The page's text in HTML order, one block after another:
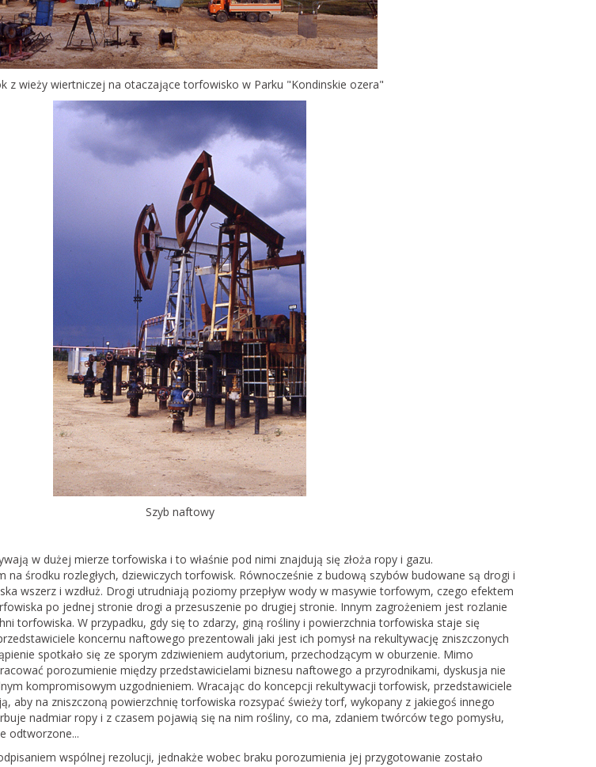
z wieży wiertniczej na otaczające torfowisko w Parku "Kondinskie ozera"
Szyb naftowy
w dużej mierze torfowiska i to właśnie pod nimi znajdują się złoża ropy i gazu.
na środku rozległych, dziewiczych torfowisk. Równocześnie z budową szybów budowane są drogi i
wszerz i wzdłuż. Drogi utrudniają poziomy przepływ wody w masywie torfowym, czego efektem
po jednej stronie drogi a przesuszenie po drugiej stronie. Innym zagrożeniem jest rozlanie
torfowiska. W przypadku, gdy się to zdarzy, giną rośliny i powierzchnia torfowiska staje się
koncernu naftowego prezentowali jaki jest ich pomysł na rekultywację zniszczonych
spotkało się ze sporym zdziwieniem audytorium, przechodzącym w oburzenie. Mimo
porozumienie między przedstawicielami biznesu naftowego a przyrodnikami, dyskusja nie
kompromisowym uzgodnieniem. Wracając do koncepcji rekultywacji torfowisk, przedstawiciele
aby na zniszczoną powierzchnię torfowiska rozsypać świeży torf, wykopany z jakiegoś innego
nadmiar ropy i z czasem pojawią się na nim rośliny, co ma, zdaniem twórców tego pomysłu,
odtworzone...
wspólnej rezolucji, jednakże wobec braku porozumienia jej przygotowanie zostało